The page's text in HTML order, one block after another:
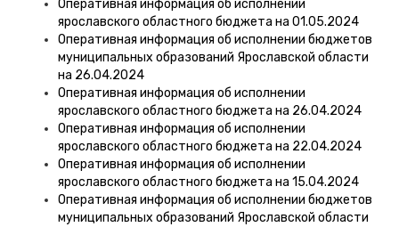
Оперативная информация об исполнении
ярославского областного бюджета на 01.05.2024
Оперативная информация об исполнении бюджетов
муниципальных образований Ярославской области
на 26.04.2024
Оперативная информация об исполнении
ярославского областного бюджета на 26.04.2024
Оперативная информация об исполнении
ярославского областного бюджета на 22.04.2024
Оперативная информация об исполнении
ярославского областного бюджета на 15.04.2024
Оперативная информация об исполнении бюджетов
муниципальных образований Ярославской области